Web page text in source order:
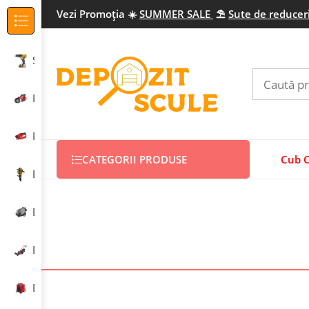
Vezi Promoția ☀️SUMMER SALE ⛱️ Sute de
CATEGORII PRODUSE Cub
Categorii Produse
Scule electrice profesionale
Prelucrarea metalului
Prelucrarea lemnului
Echipamente construcții
Echipamente curățenie
Echipamente grădinărit
Echipamente încălzire